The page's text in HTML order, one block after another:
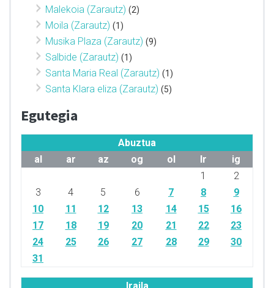
Malekoia (Zarautz) (2)
Moila (Zarautz) (1)
Musika Plaza (Zarautz) (9)
Salbide (Zarautz) (1)
Santa Maria Real (Zarautz) (1)
Santa Klara eliza (Zarautz) (5)
Egutegia
Abuztua
al
ar az og ol lr
ig
1
2
3
4 5 6 7 8
9
10
11 12 13 14 15
16
17
18 19 20 21 22
23
24
25 26 27 28 29
30
31